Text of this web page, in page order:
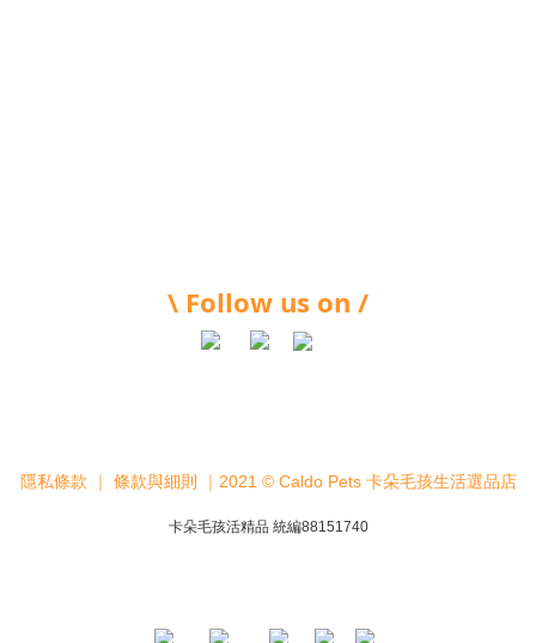
\ Follow us on /
隱私條款 ｜ 條款與細則 ｜2021 © Caldo Pets 卡朵毛孩生活選品店
卡朵毛孩活精品 統編88151740